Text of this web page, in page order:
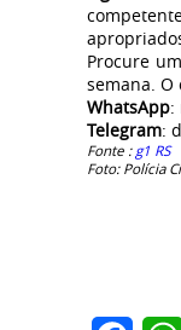
Procure
semana.
WhatsApp:
Telegram:
Fonte :g1 RS
Foto: Polícia